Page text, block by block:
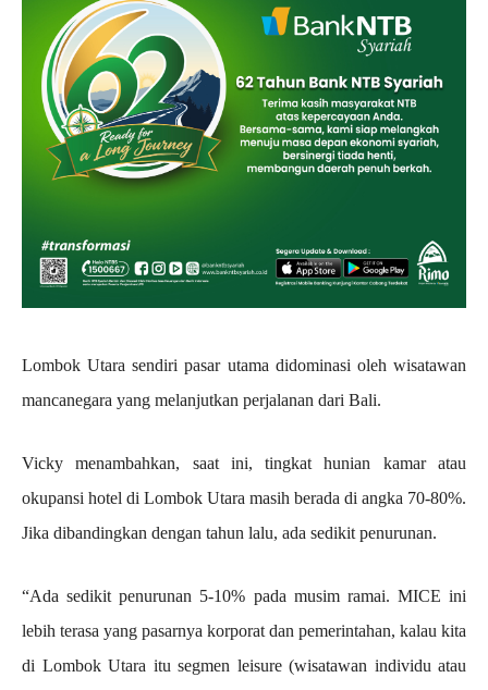
Lombok Utara sendiri pasar utama didominasi oleh wisatawan
mancanegara yang melanjutkan perjalanan dari Bali.
Vicky menambahkan, saat ini, tingkat hunian kamar atau
okupansi hotel di Lombok Utara masih berada di angka 70-80%.
Jika dibandingkan dengan tahun lalu, ada sedikit penurunan.
“Ada sedikit penurunan 5-10% pada musim ramai. MICE ini
lebih terasa yang pasarnya korporat dan pemerintahan, kalau kita
di Lombok Utara itu segmen leisure (wisatawan individu atau